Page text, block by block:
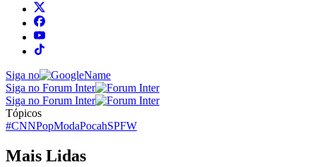
Siga no
Siga no Forum Inter
Siga no Forum Inter
Tópicos
#CNNPopModaPocahSPFW
Mais Lidas